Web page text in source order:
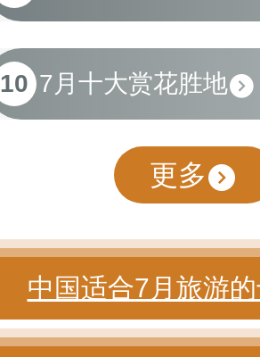
10 7月十大赏花胜地
更多
中国适合7月旅游